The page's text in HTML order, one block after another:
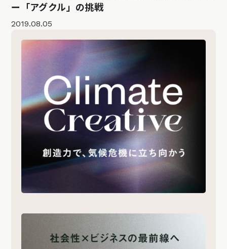
ー「アグクル」の挑戦
2019.08.05